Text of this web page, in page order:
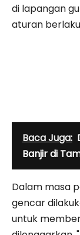
di lapangan
aturan
Baca Juga:
Banjir di
Dalam masa
gencar
untuk